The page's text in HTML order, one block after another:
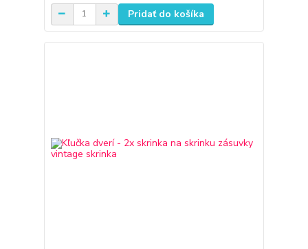
Pridať do košíka